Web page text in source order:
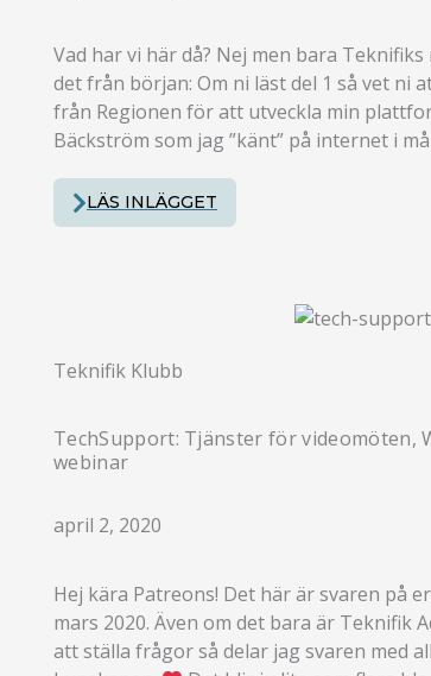
Vad har vi här då? Nej men bara Teknifiks
det från början: Om ni läst del 1 så vet ni
från Regionen för att utveckla min
Bäckström som jag ”känt” på internet i
LÄS INLÄGGET
Teknifik Klubb
TechSupport: Tjänster för videomöten,
webinar
april 2, 2020
Hej kära Patreons! Det här är svaren på
mars 2020. Även om det bara är Teknifik
att ställa frågor så delar jag svaren med